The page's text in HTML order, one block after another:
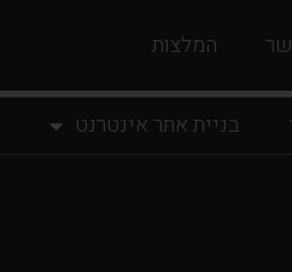
המלצות
בניית אתר אינטרנט